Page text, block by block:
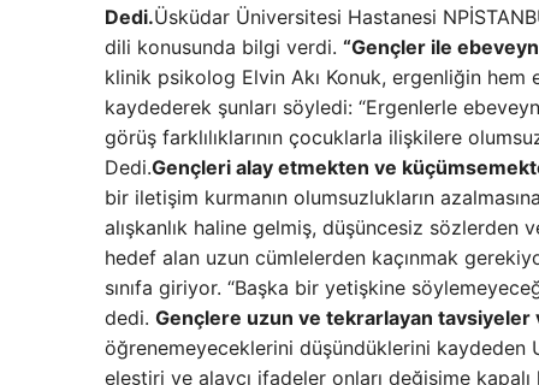
Dedi.Üsküdar Üniversitesi Hastanesi
dili konusunda bilgi verdi. “Gençler ile
klinik psikolog Elvin Akı Konuk, ergenliğin
kaydederek şunları söyledi: “Ergenlerle
görüş farklılıklarının çocuklarla ilişkilere
Dedi.Gençleri alay etmekten ve
bir iletişim kurmanın olumsuzlukların
alışkanlık haline gelmiş, düşüncesiz sözlerden
hedef alan uzun cümlelerden kaçınmak
sınıfa giriyor. “Başka bir yetişkine
dedi. Gençlere uzun ve tekrarlayan tavsiyeler
öğrenemeyeceklerini düşündüklerini kaydeden
eleştiri ve alaycı ifadeler onları değişime